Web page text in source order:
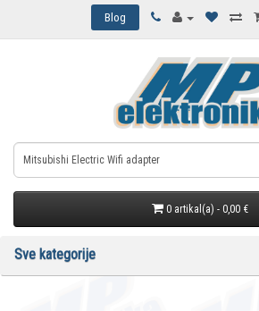
Blog
0 artikal(a) - 0,00 €
Sve kategorije